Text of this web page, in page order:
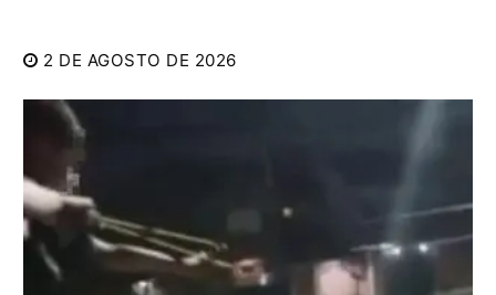
2 DE AGOSTO DE 2026